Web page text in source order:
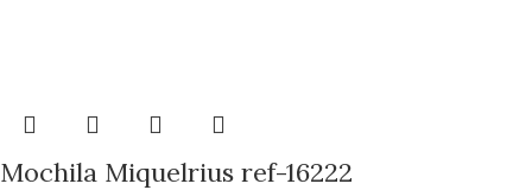
Mochila Miquelrius ref-16222